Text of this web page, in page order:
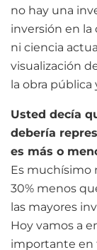
no hay una
inversión en la
ni ciencia
visualización
la obra
Usted decía
debería
es más o
Es muchísimo
30% menos
las mayores
Hoy vamos a
importante en